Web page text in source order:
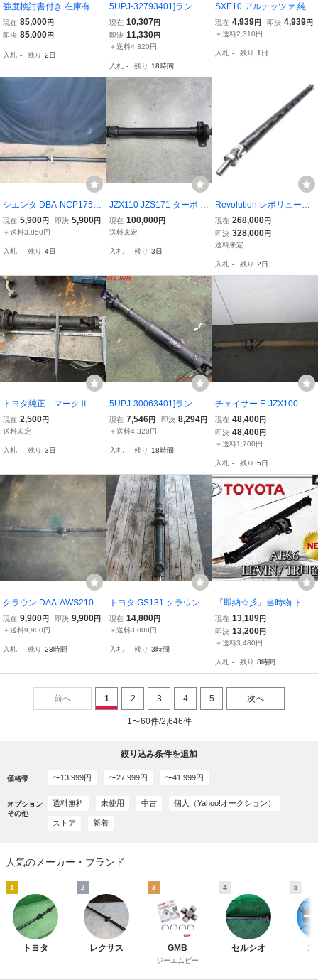
強度検討書付き 在庫有り
JZS17 クラウン R154 ミ
ッション用 プロペラシャ
ークⅡ iR-V アスリートV
現在 85,000円
即決 85,000円
入札 - 残り 2日
5UPJ-32793401]ランク
ルプラド(KZJ71W)フロン
トプロペラシャフト1 中
古
現在 10,307 円
即決 11,330円
＋送料4,320円
入札 - 残り 18時間
SXE10 アルテッツァ 純正
ノーマル プロペラシャフ
ト ペラシャ 2軸 / 2T7-209
現在 4,939円 即決 4,939円
＋送料2,310円
入札 - 残り 1日
シエンタ DBA-NCP175G
リア プロペラ シャフト G
4WD 6人 1F7 37100-126
現在 5,900円 即決 5,900円
＋送料3,850円
入札 - 残り 4日
JZX110 JZS171 ターボ 5
速 MT用 プロペラシャフ
ト 1軸 加工品 ペラシャ R
Ⅱ ヴェロッサ クラウン
現在 100,000円
送料未定
入札 - 残り 3日
Revolution レボリューシ
ョン カーボン プロペラシ
ャフト 1ピース構造 ★ ZN
6 86 / ZC6 BRZ [A35014]
現在 268,000円
即決 328,000円
送料未定
入札 - 残り 2日
トヨタ純正 マークⅡ ク
レスタ クラウン プロ
ペラシャフト 1軸。
現在 2,500円
送料未定
入札 - 残り 3日
5UPJ-30063401]ランク
ルプラド(KDJ95W)フロン
トプロペラシャフト1 中
現在 7,546円 即決 8,294円
＋送料4,320円
入札 - 残り 18時間
チェイサー E-JZX100 R
プロペラシャフト
現在 48,400円
即決 48,400円
＋送料1,700円
入札 - 残り 5日
クラウン DAA-AWS210
リアプロペラシャフト
純正品番37100-30A60 管
現在 9,900円 即決 9,900円
＋送料9,900円
入札 - 残り 23時間
トヨタ GS131 クラウン
スーパーチャージャー 純
正 プロペラシャフト オー
現在 14,800円
＋送料3,000円
入札 - 残り 3時間
『即納☆彡』当時物 トヨ
タ純正 TOYOTA AE86 レ
ビン トレノ / ハチロク 86
4AG ノーマル プロペラシ
軸 セット
現在 13,189円
即決 13,200円
＋送料3,480円
入札 - 残り 8時間
前へ 1 2 3 4 5 次へ
1〜60件/2,646件
絞り込み条件を追加
価格帯 〜13,999円 〜27,999円 〜41,999円
オプション
その他
送料無料 未使用 中古 個人（Yahoo!オークション）
ストア 新着
人気のメーカー・ブランド
1
トヨタ
2
レクサス
3
GMB
ジーエムビー
4
セルシオ
5
ス